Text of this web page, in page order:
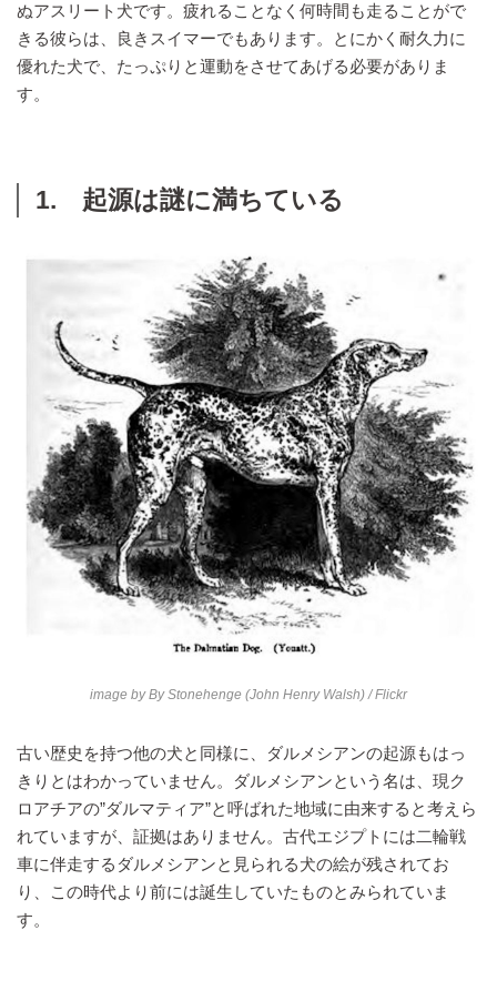
ぬアスリート犬です。疲れることなく何時間も走ることがで
きる彼らは、良きスイマーでもあります。とにかく耐久力に
優れた犬で、たっぷりと運動をさせてあげる必要がありま
す。
1. 起源は謎に満ちている
image byBy Stonehenge (John Henry Walsh)/ Flickr
古い歴史を持つ他の犬と同様に、ダルメシアンの起源もはっ
きりとはわかっていません。ダルメシアンという名は、現ク
ロアチアの”ダルマティア”と呼ばれた地域に由来すると考えら
れていますが、証拠はありません。古代エジプトには二輪戦
車に伴走するダルメシアンと見られる犬の絵が残されてお
り、この時代より前には誕生していたものとみられていま
す。